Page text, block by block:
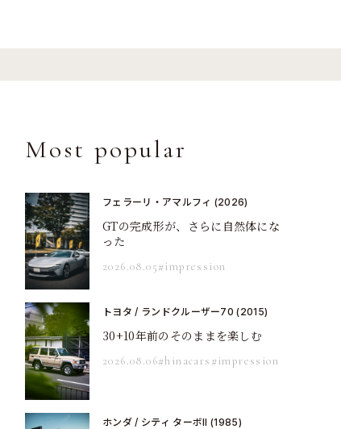
Most popular
フェラーリ・アマルフィ (2026)
GTの完成形が、さらに自然体にな
った
2026.08.05#impression
トヨタ / ランドクルーザー70 (2015)
30+10年前のそのままを楽しむ
2026.08.06#hinacars #impression
ホンダ / シティ ターボII (1985)